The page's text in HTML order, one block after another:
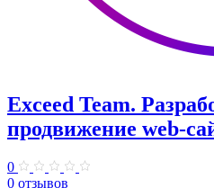
Exceed Team.
продвижение web-
0
0 отзывов